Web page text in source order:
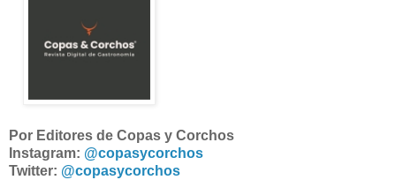
Por Editores de Copas y Corchos
Instagram: @copasycorchos
Twitter: @copasycorchos